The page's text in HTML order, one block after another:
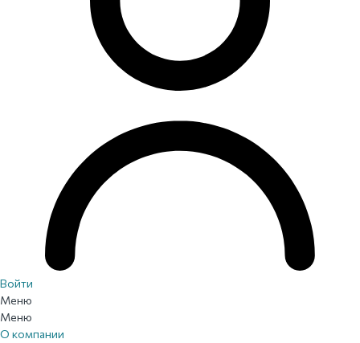
Войти
Меню
Меню
О компании